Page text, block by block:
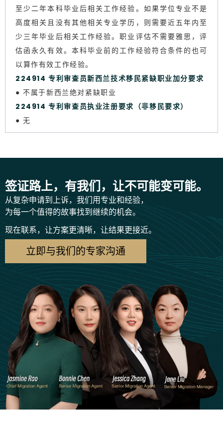
至少二年本科毕业后相关工作经验。如果学位专业不是
高度相关且没有其他相关专业学历，则需要近五年内至
少三年毕业后相关工作经验。职业评估不需要雅思，评
估函永久有效。本科毕业前的工作经验符合条件的也可
以算作有效工作经验。
224914 专利审查员新西兰技术移民紧缺职业加分要求
● 不属于新西兰绝对紧缺职业
224914 专利审查员执业注册要求（非移民要求）
● 无
签证路上，有我们，让不可能变可能。
从复杂申请到上诉，我们用专业和经验，
为每一个值得的故事找到继续的机会。
现在联系，让方案更清晰，让结果更接近。
立即与我们的专家沟通